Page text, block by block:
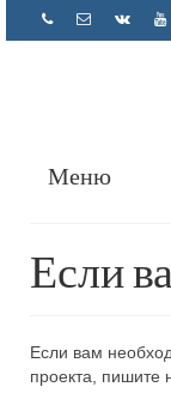
Меню
Проекты
Как помочь
Если
Если вам
проекта, пишите